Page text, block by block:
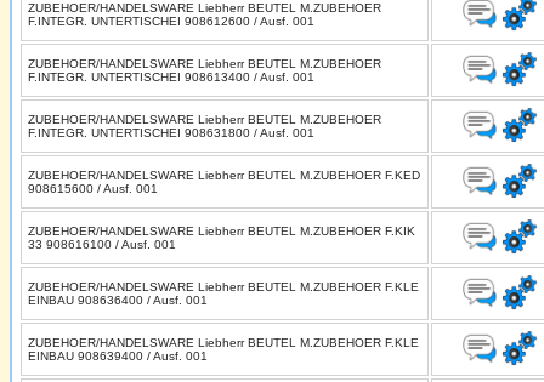
ZUBEHOER/HANDELSWARE Liebherr BEUTEL M.ZUBEHOER
F.INTEGR. UNTERTISCHEI 908612600 / Ausf. 001
ZUBEHOER/HANDELSWARE Liebherr BEUTEL M.ZUBEHOER
F.INTEGR. UNTERTISCHEI 908613400 / Ausf. 001
ZUBEHOER/HANDELSWARE Liebherr BEUTEL M.ZUBEHOER
F.INTEGR. UNTERTISCHEI 908631800 / Ausf. 001
ZUBEHOER/HANDELSWARE Liebherr BEUTEL M.ZUBEHOER F.KED
908615600 / Ausf. 001
ZUBEHOER/HANDELSWARE Liebherr BEUTEL M.ZUBEHOER F.KIK
33 908616100 / Ausf. 001
ZUBEHOER/HANDELSWARE Liebherr BEUTEL M.ZUBEHOER F.KLE
EINBAU 908636400 / Ausf. 001
ZUBEHOER/HANDELSWARE Liebherr BEUTEL M.ZUBEHOER F.KLE
EINBAU 908639400 / Ausf. 001